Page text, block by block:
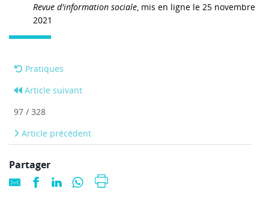
Revue d'information sociale, mis en ligne le 25 novembre
2021
Pratiques
Article suivant
97 / 328
Article précédent
Partager